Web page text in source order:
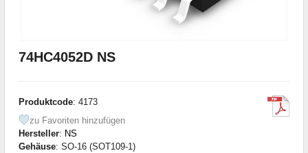
74HC4052D NS
Produktcode: 4173
zu Favoriten hinzufügen
Hersteller: NS
Gehäuse: SO-16 (SOT109-1)